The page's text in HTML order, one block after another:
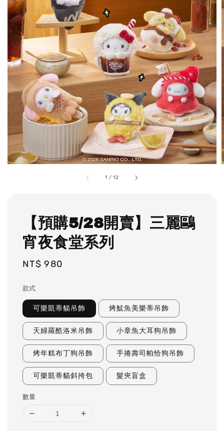
1 /12
【預購5/28開賣】三麗鷗
宵夜食堂系列
Regular
NT$ 980
款式
可樂凱蒂貓吊飾 烤魷魚美樂蒂吊飾
天婦羅酷洛米吊飾 小章魚大耳狗吊飾
烤年糕布丁狗吊飾 手捲壽司帕恰狗吊飾
可樂凱蒂貓斜挎包 髮夾盲盒
數量